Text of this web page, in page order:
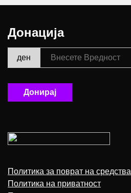
Донација
ден
Донирај
Политика за поврат на средства
Политика на приватност